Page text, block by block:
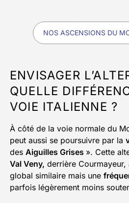
NOS ASCENSIONS DU
ENVISAGER
QUELLE
VOIE ITALIENNE ?
À côté de la voie normale du
peut aussi se poursuivre par la
des Aiguilles Grises ». Cette
Val Veny, derrière
global similaire mais une
parfois légèrement moins